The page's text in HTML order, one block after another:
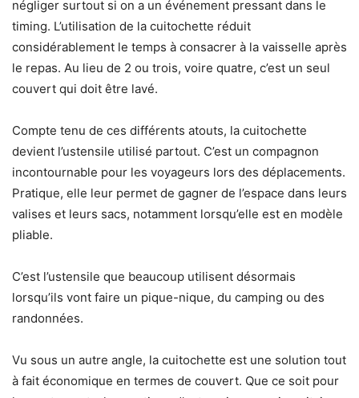
négliger surtout si on a un événement pressant dans le
timing. L’utilisation de la cuitochette réduit
considérablement le temps à consacrer à la vaisselle après
le repas. Au lieu de 2 ou trois, voire quatre, c’est un seul
couvert qui doit être lavé.
Compte tenu de ces différents atouts, la cuitochette
devient l’ustensile utilisé partout. C’est un compagnon
incontournable pour les voyageurs lors des déplacements.
Pratique, elle leur permet de gagner de l’espace dans leurs
valises et leurs sacs, notamment lorsqu’elle est en modèle
pliable.
C’est l’ustensile que beaucoup utilisent désormais
lorsqu’ils vont faire un pique-nique, du camping ou des
randonnées.
Vu sous un autre angle, la cuitochette est une solution tout
à fait économique en termes de couvert. Que ce soit pour